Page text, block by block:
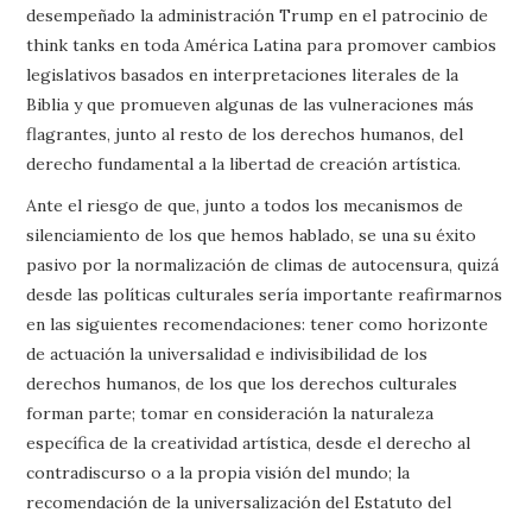
desempeñado la administración Trump en el patrocinio de
think tanks en toda América Latina para promover cambios
legislativos basados en interpretaciones literales de la
Biblia y que promueven algunas de las vulneraciones más
flagrantes, junto al resto de los derechos humanos, del
derecho fundamental a la libertad de creación artística.
Ante el riesgo de que, junto a todos los mecanismos de
silenciamiento de los que hemos hablado, se una su éxito
pasivo por la normalización de climas de autocensura, quizá
desde las políticas culturales sería importante reafirmarnos
en las siguientes recomendaciones: tener como horizonte
de actuación la universalidad e indivisibilidad de los
derechos humanos, de los que los derechos culturales
forman parte; tomar en consideración la naturaleza
específica de la creatividad artística, desde el derecho al
contradiscurso o a la propia visión del mundo; la
recomendación de la universalización del Estatuto del